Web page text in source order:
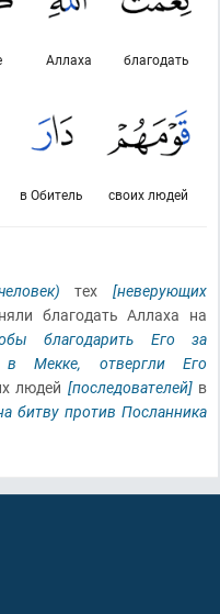
благодать
Аллаха
своих людей
в Обитель
тех[неверующих
благодать Аллаха на
благодарить Его за
в Мекке, отвергли Его
людей [последователей]в
битву против Посланника